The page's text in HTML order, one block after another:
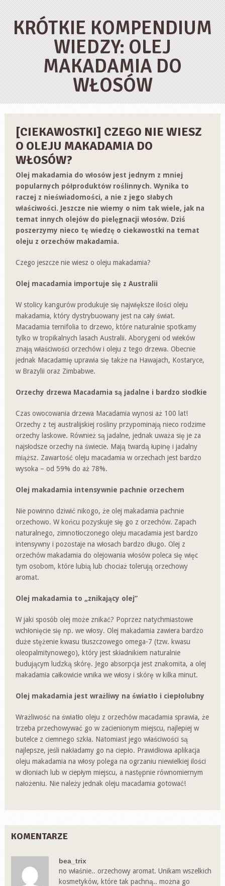
KRÓTKIE KOMPENDIUM
WIEDZY: OLEJ
MAKADAMIA DO
WŁOSÓW
[CIEKAWOSTKI] CZEGO NIE WIESZ
O OLEJU MAKADAMIA DO
WŁOSÓW?
Olej makadamia do włosów jest jednym z mniej
popularnych półproduktów roślinnych. Wynika to
raczej z nieświadomości, a nie z jego słabych
właściwości. Jeszcze nie wiemy o nim tak wiele, jak na
temat innych olejów do pielęgnacji włosów. Dziś
poszerzymy nieco tę wiedzę o ciekawostki na temat
oleju z orzechów makadamia.
Czego jeszcze nie wiesz o oleju makadamia?
Olej macadamia importuje się z Australii
W stolicy kangurów produkuje się największe ilości oleju
makadamia, który dystrybuowany jest na cały świat.
Macadamia ternifolia to drzewo, które naturalnie spotkamy
tylko w tropikalnych lasach Australii. Aborygeni od wieków
znają właściwości orzechów i oleju z tego drzewa. Obecnie
jednak Macadamię uprawia się także na Hawajach, Kostaryce,
w Brazylii oraz Zimbabwe.
Orzechy drzewa Macadamia są jadalne i bardzo słodkie
Czas owocowania drzewa Macadamia wynosi aż 100 lat!
Orzechy z tej australijskiej rośliny przypominają nieco rodzime
orzechy laskowe. Również są jadalne, jednak uważa się je za
najsłodsze orzechy na świecie. Mają twardą łupinę i jadalny
miąższ. Zawartość oleju macadamia w orzechach jest bardzo
wysoka – od 59% do aż 78%.
Olej makadamia intensywnie pachnie orzechem
Nie powinno dziwić nikogo, że olej makadamia pachnie
orzechowo. W końcu pozyskuje się go z orzechów. Zapach
naturalnego, zimnotłoczonego oleju macadamia jest bardzo
intensywny i pozostaje na włosach bardzo długo. Olej z
orzechów makadamia do olejowania włosów poleca się więc
tym osobom, które lubią lub chociaż tolerują orzechowy
aromat.
Olej makadamia to „znikający olej”
W jaki sposób olej może znikać? Poprzez natychmiastowe
wchłonięcie się np. we włosy. Olej makadamia zawiera bardzo
duże stężenie kwasu tłuszczowego omega-7 (tzw. kwasu
oleopalmitynowego), który jest składnikiem naturalnie
budującym ludzką skórę. Jego absorpcja jest znakomita, a olej
makadamia całkowicie wnika we włosy i skórę w kilka minut.
Olej makadamia jest wrażliwy na światło i ciepłolubny
Wrażliwość na światło oleju z orzechów macadamia sprawia, że
trzeba przechowywać go w zacienionym miejscu, najlepiej w
butelce z ciemnego szkła. Natomiast jego właściwości są
najlepsze, jeśli nakładamy go na ciepło. Prawidłowa aplikacja
oleju makadamia na włosy polega na ogrzaniu niewielkiej ilości
w dłoniach lub w ciepłym miejscu, a następnie równomiernym
nałożeniu. Nie należy jednak oleju macadamia gotować!
KOMENTARZE
bea_trix
no właśnie.. orzechowy aromat. Unikam wszelkich
kosmetyków, które tak pachną.. można go